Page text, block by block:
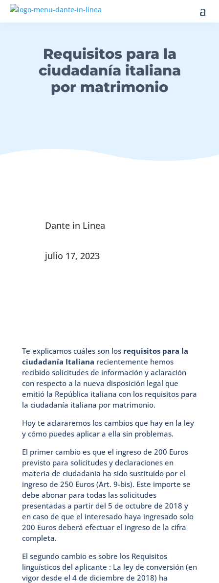
Requisitos para la
ciudadanía italiana
por matrimonio
Dante in Linea
julio 17, 2023
Te explicamos cuáles son los requisitos para la
ciudadanía Italiana recientemente hemos
recibido solicitudes de información y aclaración
con respecto a la nueva disposición legal que
emitió la República italiana con los requisitos para
la ciudadanía italiana por matrimonio.
Hoy te aclararemos los cambios que hay en la ley
y cómo puedes aplicar a ella sin problemas.
El primer cambio es que el ingreso de 200 Euros
previsto para solicitudes y declaraciones en
materia de ciudadanía ha sido sustituido por el
ingreso de 250 Euros (Art. 9-bis). Este importe se
debe abonar para todas las solicitudes
presentadas a partir del 5 de octubre de 2018 y
en caso de que el interesado haya ingresado solo
200 Euros deberá efectuar el ingreso de la cifra
completa.
El segundo cambio es sobre los Requisitos
linguísticos del aplicante : La ley de conversión (en
vigor desde el 4 de diciembre de 2018) ha